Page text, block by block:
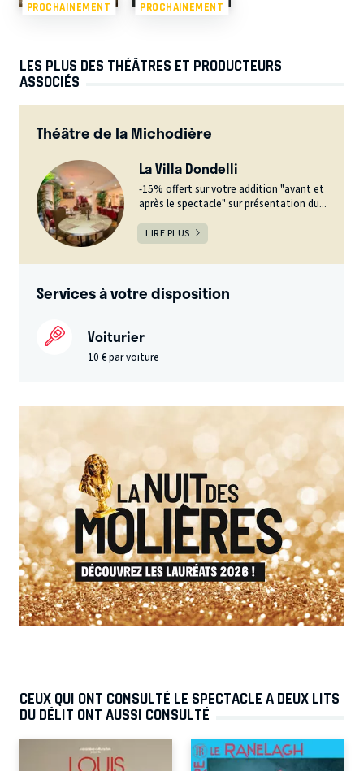
PROCHAINEMENT PROCHAINEMENT
LES PLUS DES THÉÂTRES ET PRODUCTEURS
ASSOCIÉS
Théâtre de la Michodière
La Villa Dondelli
-15% offert sur votre addition "avant et
après le spectacle" sur présentation du...
LIRE PLUS
Services à votre disposition
Voiturier
10 € par voiture
CEUX QUI ONT CONSULTÉ LE SPECTACLE A DEUX LITS
DU DÉLIT ONT AUSSI CONSULTÉ